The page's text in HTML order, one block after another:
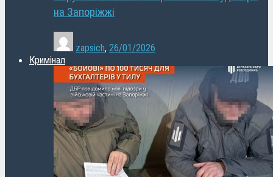
на Запоріжжі
zapsich, 26/01/2026
Кримінал